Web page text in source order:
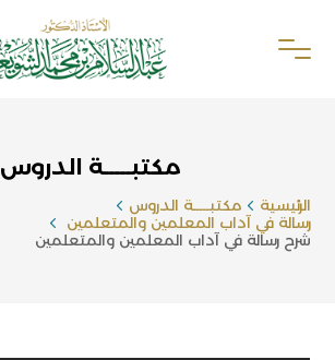
مكتبـــــة الدروس
الرئيسية
مكتبـــــة الدروس
رسالة في آداب المعلمين والمتعلمين
شرح رسالة في آداب المعلمين والمتعلمين